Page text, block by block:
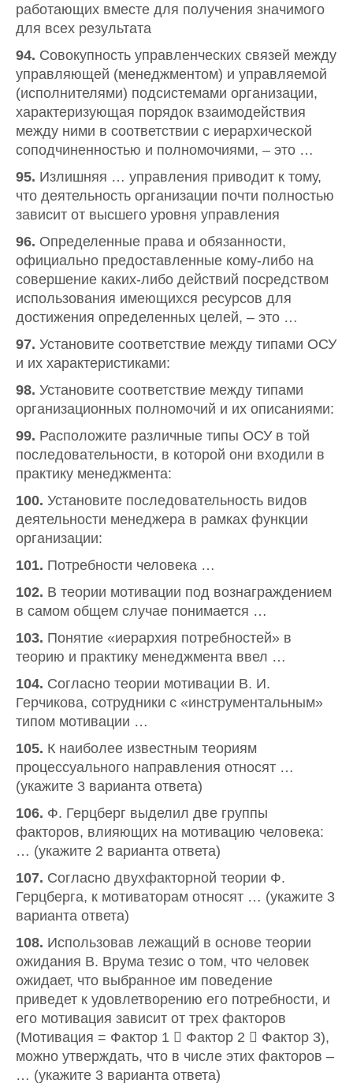
работающих вместе для получения значимого
для всех результата
94. Совокупность управленческих связей между
управляющей (менеджментом) и управляемой
(исполнителями) подсистемами организации,
характеризующая порядок взаимодействия
между ними в соответствии с иерархической
соподчиненностью и полномочиями, – это …
95. Излишняя … управления приводит к тому,
что деятельность организации почти полностью
зависит от высшего уровня управления
96. Определенные права и обязанности,
официально предоставленные кому-либо на
совершение каких-либо действий посредством
использования имеющихся ресурсов для
достижения определенных целей, – это …
97. Установите соответствие между типами ОСУ
и их характеристиками:
98. Установите соответствие между типами
организационных полномочий и их описаниями:
99. Расположите различные типы ОСУ в той
последовательности, в которой они входили в
практику менеджмента:
100. Установите последовательность видов
деятельности менеджера в рамках функции
организации:
101. Потребности человека …
102. В теории мотивации под вознаграждением
в самом общем случае понимается …
103. Понятие «иерархия потребностей» в
теорию и практику менеджмента ввел …
104. Согласно теории мотивации В. И.
Герчикова, сотрудники с «инструментальным»
типом мотивации …
105. К наиболее известным теориям
процессуального направления относят …
(укажите 3 варианта ответа)
106. Ф. Герцберг выделил две группы
факторов, влияющих на мотивацию человека:
… (укажите 2 варианта ответа)
107. Согласно двухфакторной теории Ф.
Герцберга, к мотиваторам относят … (укажите 3
варианта ответа)
108. Использовав лежащий в основе теории
ожидания В. Врума тезис о том, что человек
ожидает, что выбранное им поведение
приведет к удовлетворению его потребности, и
его мотивация зависит от трех факторов
(Мотивация = Фактор 1  Фактор 2  Фактор 3),
можно утверждать, что в числе этих факторов –
… (укажите 3 варианта ответа)